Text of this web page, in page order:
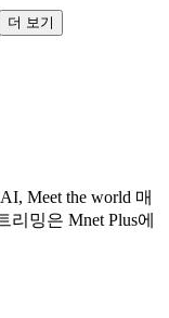
더 보기
Meet the world 매
밍은 Mnet Plus에